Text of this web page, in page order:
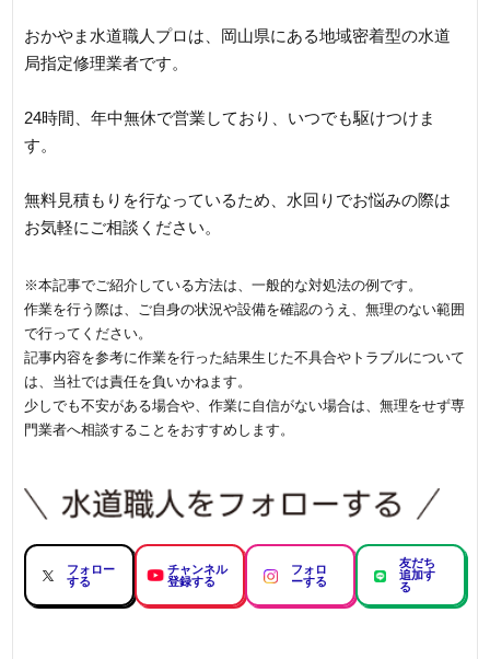
おかやま水道職人プロは、岡山県にある地域密着型の水道
局指定修理業者です。
24時間、年中無休で営業しており、いつでも駆けつけま
す。
無料見積もりを行なっているため、水回りでお悩みの際は
お気軽にご相談ください。
※本記事でご紹介している方法は、一般的な対処法の例です。
作業を行う際は、ご自身の状況や設備を確認のうえ、無理のない範囲
で行ってください。
記事内容を参考に作業を行った結果生じた不具合やトラブルについて
は、当社では責任を負いかねます。
少しでも不安がある場合や、作業に自信がない場合は、無理をせず専
門業者へ相談することをおすすめします。
フォロー
する
チャンネル
登録する
フォロ
ーする
友だち
追加す
る